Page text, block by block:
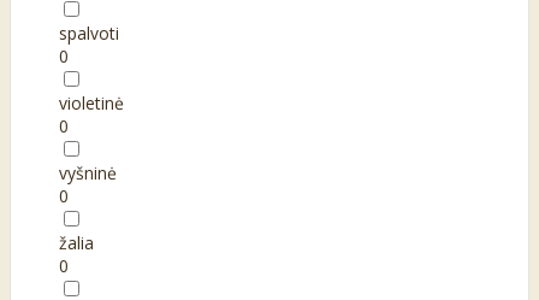
spalvoti
0
violetinė
0
vyšninė
0
žalia
0